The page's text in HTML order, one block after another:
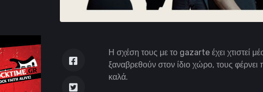
Η σχέση τους με το gazarte έχει χτιστεί
ξαναβρεθούν στον ίδιο χώρο, τους
καλά.